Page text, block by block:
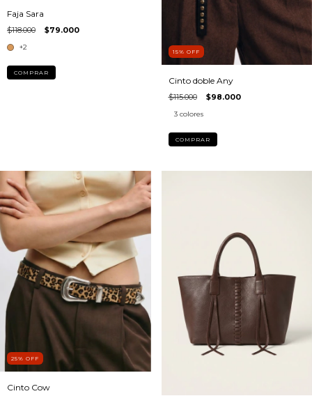
Faja Sara
$118.000 $79.000
+2
COMPRAR
15% OFF
Cinto doble Any
$115.000 $98.000
3 colores
COMPRAR
25% OFF
Cinto Cow